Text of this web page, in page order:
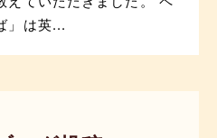
」は英...